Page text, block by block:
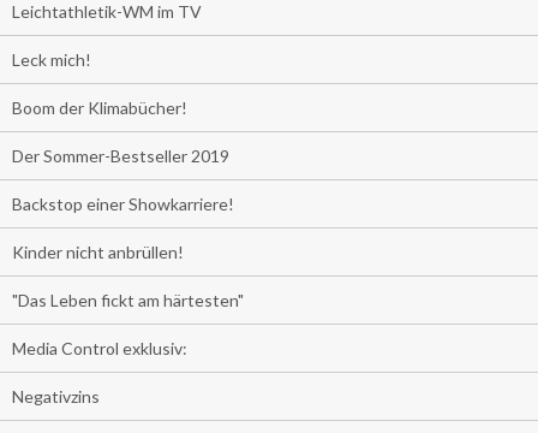
Leichtathletik-WM im TV
Leck mich!
Boom der Klimabücher!
Der Sommer-Bestseller 2019
Backstop einer Showkarriere!
Kinder nicht anbrüllen!
"Das Leben fickt am härtesten"
Media Control exklusiv:
Negativzins